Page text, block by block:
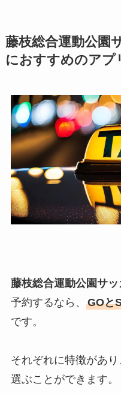
藤枝総合運動公園
におすすめのアプ
藤枝総合運動公園サ
予約するなら、 GOと
です。
それぞれに特徴があ
選ぶことができます。